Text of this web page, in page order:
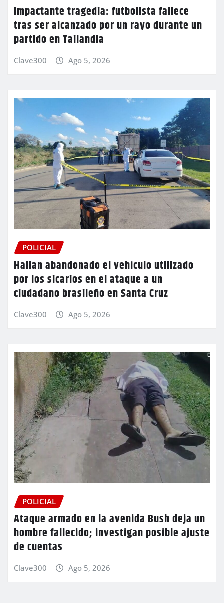
Impactante tragedia: futbolista fallece
tras ser alcanzado por un rayo durante un
partido en Tailandia
Clave300 Ago 5, 2026
POLICIAL
Hallan abandonado el vehículo utilizado
por los sicarios en el ataque a un
ciudadano brasileño en Santa Cruz
Clave300 Ago 5, 2026
POLICIAL
Ataque armado en la avenida Bush deja un
hombre fallecido; investigan posible ajuste
de cuentas
Clave300 Ago 5, 2026